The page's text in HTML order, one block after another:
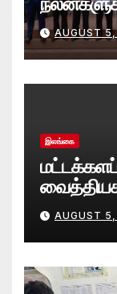
AUGUST
இலங்கை
மீள்நிலை
AUGUST